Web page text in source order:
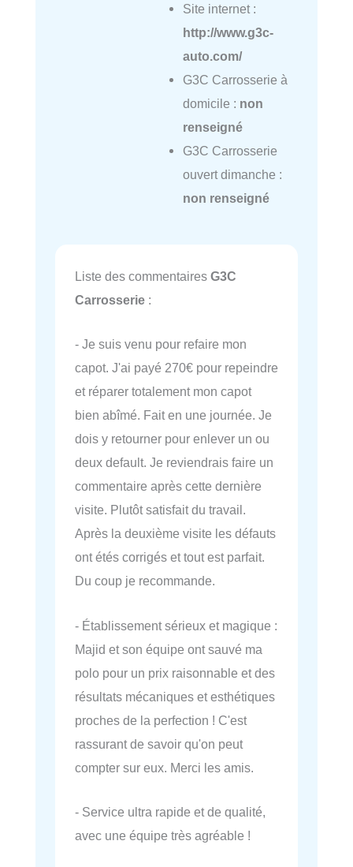
Site internet :
http://www.g3c-
auto.com/
G3C Carrosserie à
domicile : non
renseigné
G3C Carrosserie
ouvert dimanche :
non renseigné
Liste des commentaires G3C
Carrosserie :
- Je suis venu pour refaire mon
capot. J'ai payé 270€ pour repeindre
et réparer totalement mon capot
bien abîmé. Fait en une journée. Je
dois y retourner pour enlever un ou
deux default. Je reviendrais faire un
commentaire après cette dernière
visite. Plutôt satisfait du travail.
Après la deuxième visite les défauts
ont étés corrigés et tout est parfait.
Du coup je recommande.
- Établissement sérieux et magique :
Majid et son équipe ont sauvé ma
polo pour un prix raisonnable et des
résultats mécaniques et esthétiques
proches de la perfection ! C'est
rassurant de savoir qu'on peut
compter sur eux. Merci les amis.
- Service ultra rapide et de qualité,
avec une équipe très agréable !